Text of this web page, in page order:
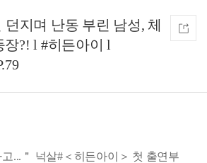
지며 난동 부린 남성, 체
장?! l #히든아이 l
...＂ 넉살#＜히든아이＞ 첫 출연부